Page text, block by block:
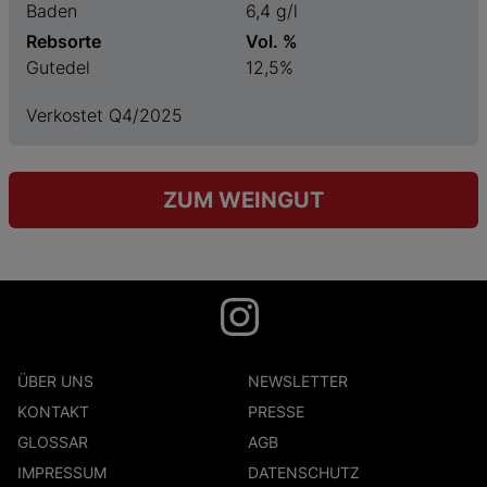
Baden
6,4 g/l
Rebsorte
Gutedel
Vol. %
12,5%
Verkostet Q4/2025
ZUM WEINGUT
ÜBER UNS
NEWSLETTER
KONTAKT
PRESSE
GLOSSAR
AGB
IMPRESSUM
DATENSCHUTZ